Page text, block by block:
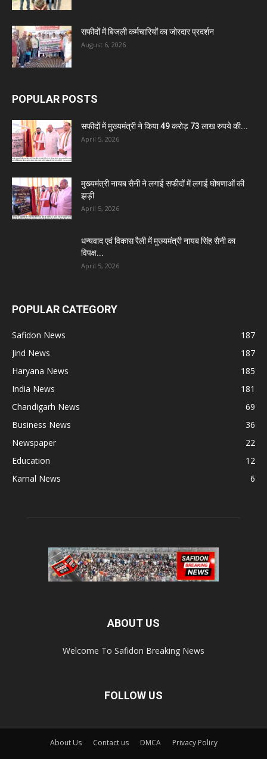
सफीदों में बिजली कर्मचारियों का जोरदार प्रदर्शन
August 6, 2026
POPULAR POSTS
सफीदों में मुख्यमंत्री ने किया 49 करोड़ 73 लाख रुपये की...
April 5, 2026
मुख्यमंत्री नायब सैनी ने लगाई सफीदों में लगाई घोषणाओं की
झड़ी
April 5, 2026
धन्यवाद एवं विकास रैली में मुख्यमंत्री नायब सिंह सैनी का
विपक्ष...
April 5, 2026
POPULAR CATEGORY
Safidon News
187
Jind News
187
Haryana News
185
India News
181
Chandigarh News
69
Business News
36
Newspaper
22
Education
12
Karnal News
6
ABOUT US
Welcome To Safidon Breaking News
FOLLOW US
About Us Contact us DMCA Privacy Policy